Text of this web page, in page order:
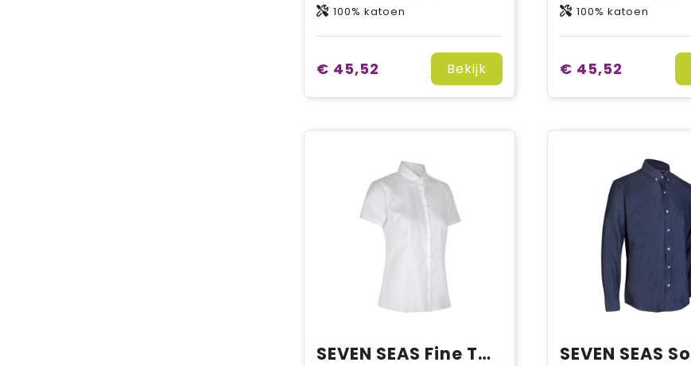
100% katoen
€ 45,52 Bekijk
100% katoen
€ 45,52
SEVEN SEAS Fine Twill | modern | s/s | dames